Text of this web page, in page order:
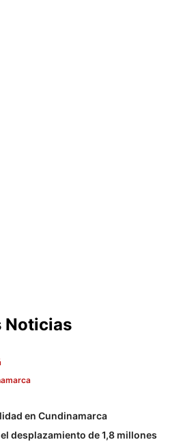
Noticias
en Cundinamarca
desplazamiento de 1,8 millones